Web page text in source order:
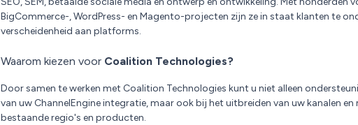
BigCommerce-, WordPress- en Magento-projecten zijn ze in staat klanten te
verscheidenheid aan platforms.
Waarom kiezen voorCoalition Technologies?
Door samen te werken met Coalition Technologies kunt u niet alleen
van uw ChannelEngine integratie, maar ook bij het uitbreiden van uw kanalen
bestaande regio's en producten.